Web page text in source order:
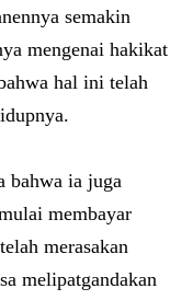
semakin
mengenai hakikat
hal ini telah
bahwa ia juga
membayar
merasakan
melipatgandakan